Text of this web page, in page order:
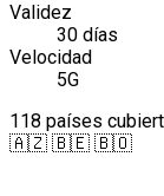
Validez
30 días
Velocidad
5G
118 países
🇦🇿 🇧🇪 🇧🇴